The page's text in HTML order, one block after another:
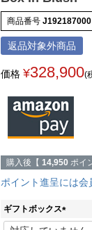
商品番号 J192187000
返品対象外商品
価格 ¥328,900(
購入後【 14,950 ポイ
ポイント進呈には会
ギフトボックス
(